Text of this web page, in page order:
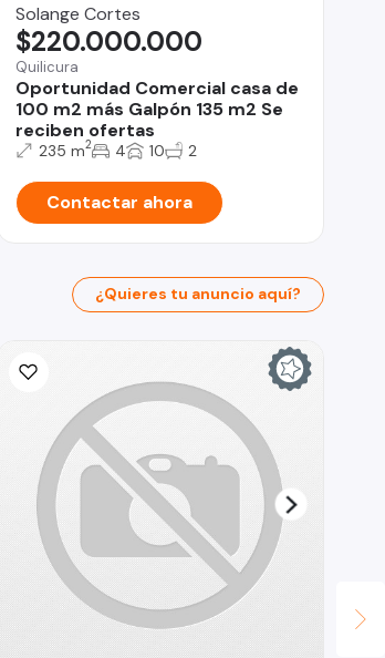
Solange Cortes
Quilicura
Oportunidad Comercial casa de
100 m2 más Galpón 135 m2 Se
reciben ofertas
$220.000.000
235 m2 4 10 2
Contactar ahora
¿Quieres tu anuncio aquí?